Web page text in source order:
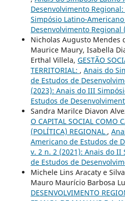
Desenvolvimento
Simpósio Latino-
Desenvolvimento Regional
Nicholas Augusto Mendes
Maurice Maury, Isabella
Erthal Villela, GESTÃO
TERRITORIAL: , Anais do
de Estudos de
(2023): Anais do III
Estudos de
Sandra Marilce Diavon
O CAPITAL SOCIAL COMO
(POLÍTICA) REGIONAL ,
Americano de Estudos de
v. 2 n. 2 (2021): Anais do
de Estudos de
Michele Lins Aracaty e
Mauro Maurício Barbosa
DESENVOLVIMENTO